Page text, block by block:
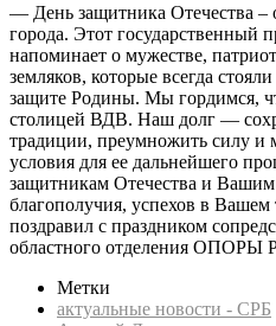
— День защитника Отечества –
города. Этот государственный
напоминает о мужестве,
земляков, которые всегда
защите Родины. Мы гордимся,
столицей ВДВ. Наш долг —
традиции, преумножить силу и
условия для ее дальнейшего
защитникам Отечества и Вашим
благополучия, успехов в
поздравил с праздником
областного отделения
Метки
актуальные новости - СРБ